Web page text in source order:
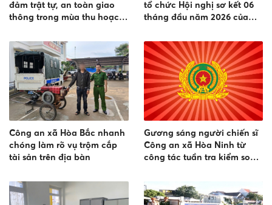
đảm trật tự, an toàn giao
thông trong mùa thu hoạch
tổ chức Hội nghị sơ kết 06
tháng đầu năm 2026 của
cơ sở.
Công an xã Hòa Bắc nhanh
chóng làm rõ vụ trộm cắp
tài sản trên địa bàn
Gương sáng người chiến sĩ
Công an xã Hòa Ninh từ
công tác tuần tra kiểm soát
sản